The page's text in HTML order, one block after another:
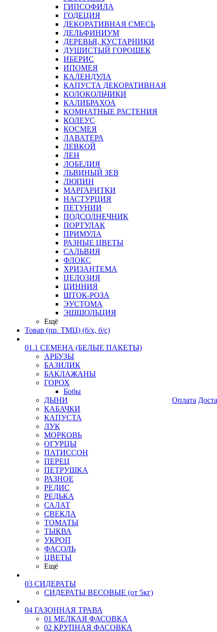
ГИПСОФИЛА
ГОДЕЦИЯ
ДЕКОРАТИВНАЯ СМЕСЬ
ДЕЛЬФИНИУМ
ДЕРЕВЬЯ, КУСТАРНИКИ
ДУШИСТЫЙ ГОРОШЕК
ИБЕРИС
ИПОМЕЯ
КАЛЕНДУЛА
КАПУСТА ДЕКОРАТИВНАЯ
КОЛОКОЛЬЧИКИ
КАЛИБРАХОА
КОМНАТНЫЕ РАСТЕНИЯ
КОЛЕУС
КОСМЕЯ
ЛАВАТЕРА
ЛЕВКОЙ
ЛЕН
ЛОБЕЛИЯ
ЛЬВИНЫЙ ЗЕВ
ЛЮПИН
МАРГАРИТКИ
НАСТУРЦИЯ
ПЕТУНИИ
ПОДСОЛНЕЧНИК
ПОРТУЛАК
ПРИМУЛА
РАЗНЫЕ ЦВЕТЫ
САЛЬВИЯ
ФЛОКС
ХРИЗАНТЕМА
ЦЕЛОЗИЯ
ЦИННИЯ
ШТОК-РОЗА
ЭУСТОМА
ЭШШОЛЬЦИЯ
Ещё
Товар (пр. ТМЦ) (б/х, б/с)
01.1 СЕМЕНА (БЕЛЫЕ ПАКЕТЫ)
АРБУЗЫ
БАЗИЛИК
БАКЛАЖАНЫ
ГОРОХ
Бобы
ДЫНИ
КАБАЧКИ
КАПУСТА
ЛУК
МОРКОВЬ
ОГУРЦЫ
ПАТИССОН
ПЕРЕЦ
ПЕТРУШКА
РАЗНОЕ
РЕДИС
РЕДЬКА
САЛАТ
СВЕКЛА
ТОМАТЫ
ТЫКВА
УКРОП
ФАСОЛЬ
ЦВЕТЫ
Ещё
03 СИДЕРАТЫ
СИДЕРАТЫ ВЕСОВЫЕ (от 5кг)
04 ГАЗОННАЯ ТРАВА
01 МЕЛКАЯ ФАСОВКА
02 КРУПНАЯ ФАСОВКА
Оплата